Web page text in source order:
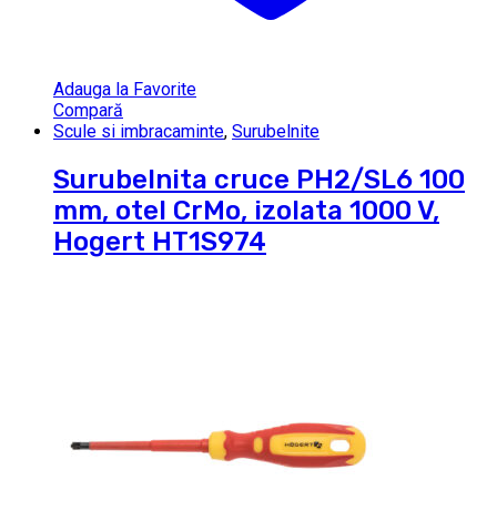
Adauga la Favorite
Compară
Scule si imbracaminte, Surubelnite
Surubelnita cruce PH2/SL6 100
mm, otel CrMo, izolata 1000 V,
Hogert HT1S974